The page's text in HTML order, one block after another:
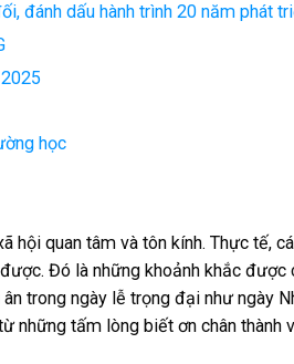
đánh dấu hành trình 20 năm phát
học
quan tâm và tôn kính. Thực tế,
Đó là những khoảnh khắc
trong ngày lễ trọng đại như ngày
tấm lòng biết ơn chân thành